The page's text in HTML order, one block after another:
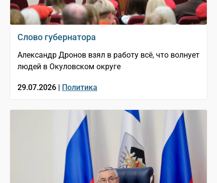
Слово губернатора
Александр Дронов взял в работу всё, что волнует
людей в Окуловском округе
29.07.2026 | Политика